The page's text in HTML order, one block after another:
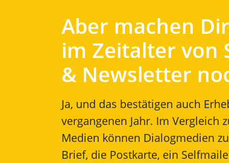
Aber machen
im Zeitalter von
& Newsletter
Ja, und das bestätigen auch
vergangenen Jahr. Im Vergleich
Medien können Dialogmedien
Brief, die Postkarte, ein